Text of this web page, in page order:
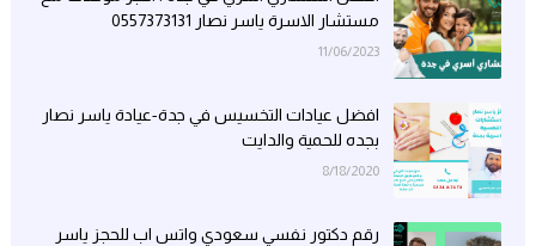
مستشار الاسرة ياسر نصار 0557373131
11/06/2023
افضل عيادات التخسيس في جدة-عيادة ياسر نصار
بجده للحمية والدايت
8/18/2020
رقم دكتور نفسي سعودي واتس اب للحجز ياسر